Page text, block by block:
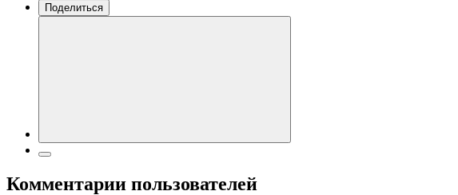
Поделиться
Комментарии пользователей